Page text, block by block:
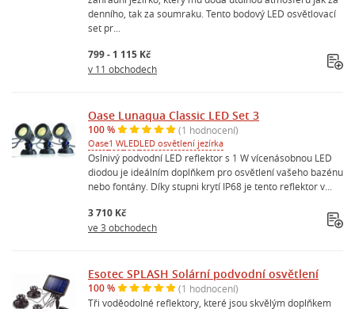
denního, tak za soumraku. Tento bodový LED osvětlovací
set pr...
799 - 1 115 Kč
v 11 obchodech
Oase Lunaqua Classic LED Set 3
100 % (1 hodnocení)
Oase1 WLEDLED osvětlení jezírka
Oslnivý podvodní LED reflektor s 1 W vícenásobnou LED
diodou je ideálním doplňkem pro osvětlení vašeho bazénu
nebo fontány. Díky stupni krytí IP68 je tento reflektor v...
3 710 Kč
ve 3 obchodech
Esotec SPLASH Solární podvodní osvětlení
100 %
(1 hodnocení)
Tři voděodolné reflektory, které jsou skvělým doplňkem